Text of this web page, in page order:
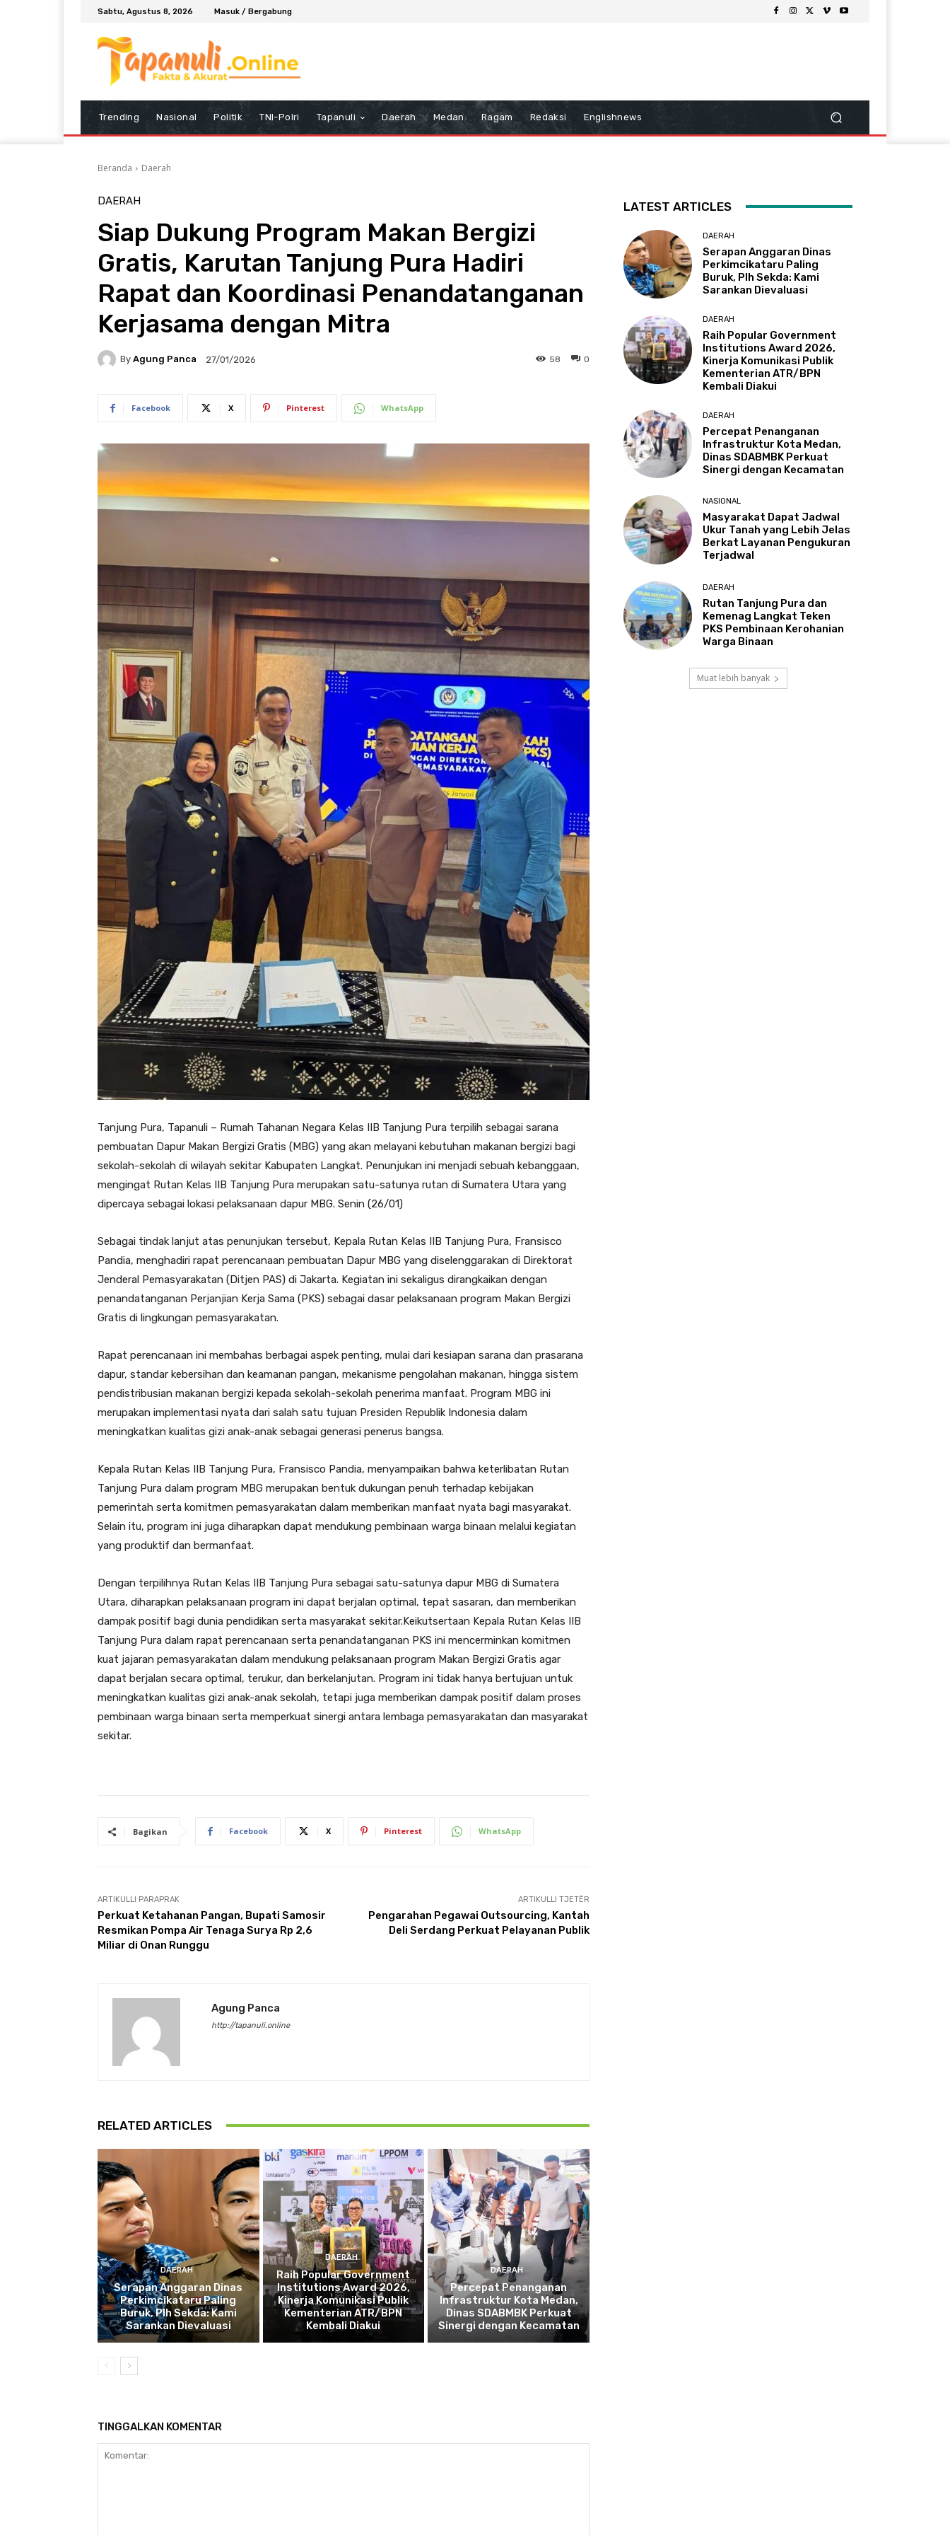
Sabtu, Agustus 8, 2026 Masuk / Bergabung
Trending Nasional Politik TNI-Polri Tapanuli Daerah Medan Ragam Redaksi Englishnews
Beranda Daerah
DAERAH
Siap Dukung Program Makan Bergizi
Gratis, Karutan Tanjung Pura Hadiri
Rapat dan Koordinasi Penandatanganan
Kerjasama dengan Mitra
By Agung Panca 27/01/2026 0
58
Facebook X Pinterest WhatsApp
Tanjung Pura, Tapanuli – Rumah Tahanan Negara Kelas IIB Tanjung Pura terpilih sebagai sarana
pembuatan Dapur Makan Bergizi Gratis (MBG) yang akan melayani kebutuhan makanan bergizi bagi
sekolah-sekolah di wilayah sekitar Kabupaten Langkat. Penunjukan ini menjadi sebuah kebanggaan,
mengingat Rutan Kelas IIB Tanjung Pura merupakan satu-satunya rutan di Sumatera Utara yang
dipercaya sebagai lokasi pelaksanaan dapur MBG. Senin (26/01)
Sebagai tindak lanjut atas penunjukan tersebut, Kepala Rutan Kelas IIB Tanjung Pura, Fransisco
Pandia, menghadiri rapat perencanaan pembuatan Dapur MBG yang diselenggarakan di Direktorat
Jenderal Pemasyarakatan (Ditjen PAS) di Jakarta. Kegiatan ini sekaligus dirangkaikan dengan
penandatanganan Perjanjian Kerja Sama (PKS) sebagai dasar pelaksanaan program Makan Bergizi
Gratis di lingkungan pemasyarakatan.
Rapat perencanaan ini membahas berbagai aspek penting, mulai dari kesiapan sarana dan prasarana
dapur, standar kebersihan dan keamanan pangan, mekanisme pengolahan makanan, hingga sistem
pendistribusian makanan bergizi kepada sekolah-sekolah penerima manfaat. Program MBG ini
merupakan implementasi nyata dari salah satu tujuan Presiden Republik Indonesia dalam
meningkatkan kualitas gizi anak-anak sebagai generasi penerus bangsa.
Kepala Rutan Kelas IIB Tanjung Pura, Fransisco Pandia, menyampaikan bahwa keterlibatan Rutan
Tanjung Pura dalam program MBG merupakan bentuk dukungan penuh terhadap kebijakan
pemerintah serta komitmen pemasyarakatan dalam memberikan manfaat nyata bagi masyarakat.
Selain itu, program ini juga diharapkan dapat mendukung pembinaan warga binaan melalui kegiatan
yang produktif dan bermanfaat.
Dengan terpilihnya Rutan Kelas IIB Tanjung Pura sebagai satu-satunya dapur MBG di Sumatera
Utara, diharapkan pelaksanaan program ini dapat berjalan optimal, tepat sasaran, dan memberikan
dampak positif bagi dunia pendidikan serta masyarakat sekitar.Keikutsertaan Kepala Rutan Kelas IIB
Tanjung Pura dalam rapat perencanaan serta penandatanganan PKS ini mencerminkan komitmen
kuat jajaran pemasyarakatan dalam mendukung pelaksanaan program Makan Bergizi Gratis agar
dapat berjalan secara optimal, terukur, dan berkelanjutan. Program ini tidak hanya bertujuan untuk
meningkatkan kualitas gizi anak-anak sekolah, tetapi juga memberikan dampak positif dalam proses
pembinaan warga binaan serta memperkuat sinergi antara lembaga pemasyarakatan dan masyarakat
sekitar.
Bagikan Facebook X Pinterest WhatsApp
ARTIKULLI PARAPRAK
Perkuat Ketahanan Pangan, Bupati Samosir
Resmikan Pompa Air Tenaga Surya Rp 2,6
Miliar di Onan Runggu
ARTIKULLI TJETËR
Pengarahan Pegawai Outsourcing, Kantah
Deli Serdang Perkuat Pelayanan Publik
Agung Panca
http://tapanuli.online
RELATED ARTICLES
DAERAH
Serapan Anggaran Dinas
Perkimcikataru Paling
Buruk, Plh Sekda: Kami
Sarankan Dievaluasi
DAERAH
Raih Popular Government
Institutions Award 2026,
Kinerja Komunikasi Publik
Kementerian ATR/BPN
Kembali Diakui
DAERAH
Percepat Penanganan
Infrastruktur Kota Medan,
Dinas SDABMBK Perkuat
Sinergi dengan Kecamatan
TINGGALKAN KOMENTAR
LATEST ARTICLES
DAERAH
Serapan Anggaran Dinas
Perkimcikataru Paling
Buruk, Plh Sekda: Kami
Sarankan Dievaluasi
DAERAH
Raih Popular Government
Institutions Award 2026,
Kinerja Komunikasi Publik
Kementerian ATR/BPN
Kembali Diakui
DAERAH
Percepat Penanganan
Infrastruktur Kota Medan,
Dinas SDABMBK Perkuat
Sinergi dengan Kecamatan
NASIONAL
Masyarakat Dapat Jadwal
Ukur Tanah yang Lebih Jelas
Berkat Layanan Pengukuran
Terjadwal
DAERAH
Rutan Tanjung Pura dan
Kemenag Langkat Teken
PKS Pembinaan Kerohanian
Warga Binaan
Muat lebih banyak